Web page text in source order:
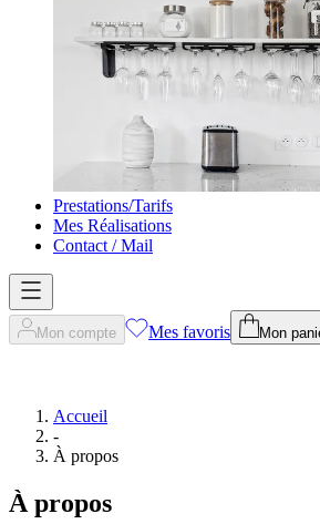
Prestations/Tarifs
Mes Réalisations
Contact / Mail
Mon compte Mes favoris Mon
Accueil
-
À propos
À propos